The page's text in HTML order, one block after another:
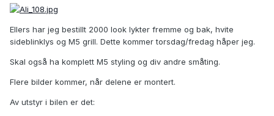
Ellers har jeg bestillt 2000 look lykter fremme og bak, hvite
sideblinklys og M5 grill. Dette kommer torsdag/fredag håper jeg.
Skal også ha komplett M5 styling og div andre småting.
Flere bilder kommer, når delene er montert.
Av utstyr i bilen er det: